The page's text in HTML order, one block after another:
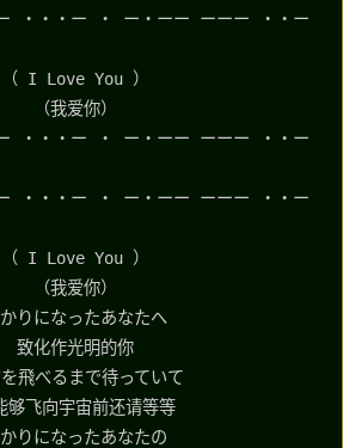
・・・ー ・ ー・ーー ーーー ・・ー
（ I Love You ）
（我爱你）
・・・ー ・ ー・ーー ーーー ・・ー
・・・ー ・ ー・ーー ーーー ・・ー
（ I Love You ）
（我爱你）
りになったあなたへ
致化作光明的你
飛べるまで待っていて
够飞向宇宙前还请等等
りになったあなたの